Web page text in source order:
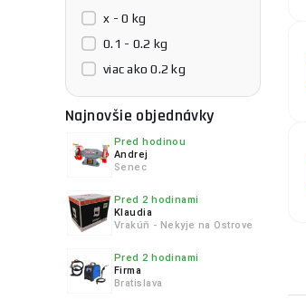
x - 0 kg
0.1 - 0.2 kg
viac ako 0.2 kg
Najnovšie objednávky
Pred hodinou
Andrej
Senec
Pred 2 hodinami
Klaudia
Vrakúň - Nekyje na Ostrove
Pred 2 hodinami
Firma
Bratislava